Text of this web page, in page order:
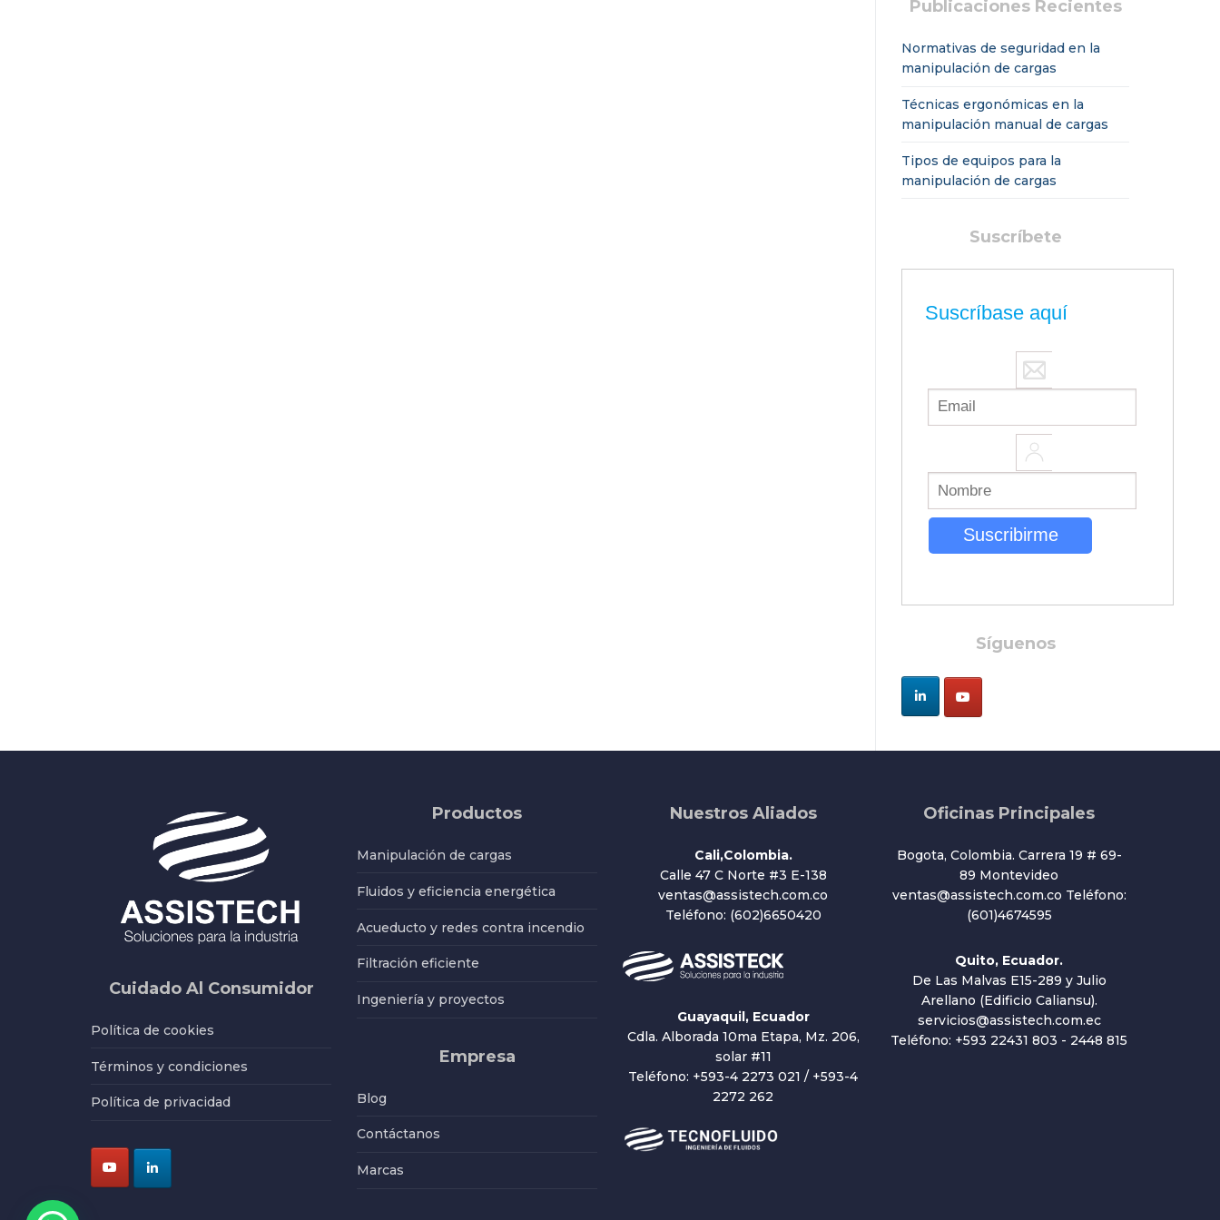
Publicaciones Recientes
Normativas de seguridad en la
manipulación de cargas
Técnicas ergonómicas en la
manipulación manual de cargas
Tipos de equipos para la
manipulación de cargas
Suscríbete
Suscríbase aquí
Síguenos
Cuidado Al Consumidor
Política de cookies
Términos y condiciones
Política de privacidad
Productos
Manipulación de cargas
Fluidos y eficiencia energética
Acueducto y redes contra incendio
Filtración eficiente
Ingeniería y proyectos
Empresa
Blog
Contáctanos
Marcas
Nuestros Aliados
Cali,Colombia.
Calle 47 C Norte #3 E-138
ventas@assistech.com.co
Teléfono: (602)6650420
Guayaquil, Ecuador
Cdla. Alborada 10ma Etapa, Mz. 206,
solar #11
Teléfono: +593-4 2273 021 / +593-4
2272 262
Oficinas Principales
Bogota, Colombia. Carrera 19 # 69-
89 Montevideo
ventas@assistech.com.co Teléfono:
(601)4674595
Quito, Ecuador.
De Las Malvas E15-289 y Julio
Arellano (Edificio Caliansu).
servicios@assistech.com.ec
Teléfono: +593 22431 803 - 2448 815